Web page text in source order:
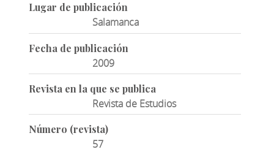
Lugar de publicación
Salamanca
Fecha de publicación
2009
Revista en la que se publica
Revista de Estudios
Número (revista)
57